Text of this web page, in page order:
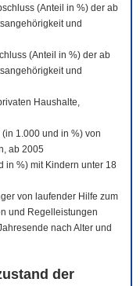
(Anteil in %) der ab
und
(Anteil in %) der ab
und
Haushalte,
1.000 und in %) von
ab 2005
in %) mit Kindern unter 18
von laufender Hilfe zum
und Regelleistungen
nach Alter und
der